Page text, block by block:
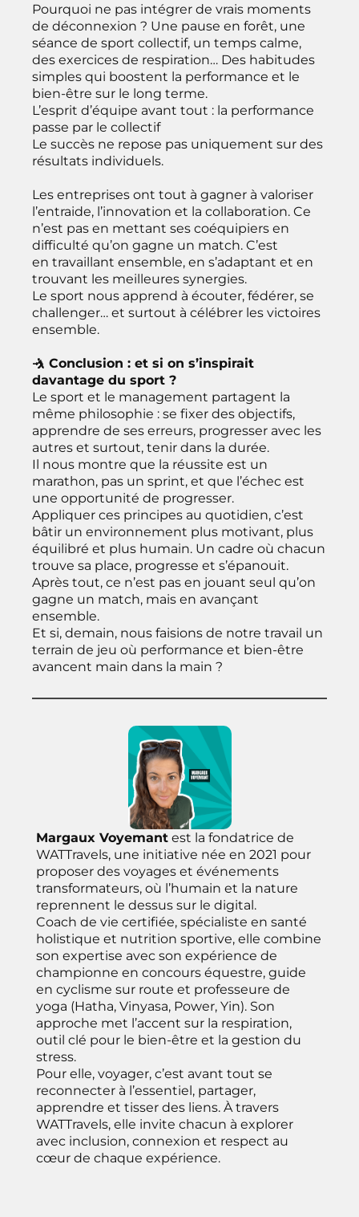
Pourquoi ne pas intégrer de vrais moments
de déconnexion ? Une pause en forêt, une
séance de sport collectif, un temps calme,
des exercices de respiration… Des habitudes
simples qui boostent la performance et le
bien-être sur le long terme.
L’esprit d’équipe avant tout : la performance
passe par le collectif
Le succès ne repose pas uniquement sur des
résultats individuels.
Les entreprises ont tout à gagner à valoriser
l’entraide, l’innovation et la collaboration. Ce
n’est pas en mettant ses coéquipiers en
difficulté qu’on gagne un match. C’est
en travaillant ensemble, en s’adaptant et en
trouvant les meilleures synergies.
Le sport nous apprend à écouter, fédérer, se
challenger… et surtout à célébrer les victoires
ensemble.
🤺 Conclusion : et si on s’inspirait
davantage du sport ?
Le sport et le management partagent la
même philosophie : se fixer des objectifs,
apprendre de ses erreurs, progresser avec les
autres et surtout, tenir dans la durée.
Il nous montre que la réussite est un
marathon, pas un sprint, et que l’échec est
une opportunité de progresser.
Appliquer ces principes au quotidien, c’est
bâtir un environnement plus motivant, plus
équilibré et plus humain. Un cadre où chacun
trouve sa place, progresse et s’épanouit.
Après tout, ce n’est pas en jouant seul qu’on
gagne un match, mais en avançant
ensemble.
Et si, demain, nous faisions de notre travail un
terrain de jeu où performance et bien-être
avancent main dans la main ?
Margaux Voyemant est la fondatrice de
WATTravels, une initiative née en 2021 pour
proposer des voyages et événements
transformateurs, où l’humain et la nature
reprennent le dessus sur le digital.
Coach de vie certifiée, spécialiste en santé
holistique et nutrition sportive, elle combine
son expertise avec son expérience de
championne en concours équestre, guide
en cyclisme sur route et professeure de
yoga (Hatha, Vinyasa, Power, Yin). Son
approche met l’accent sur la respiration,
outil clé pour le bien-être et la gestion du
stress.
Pour elle, voyager, c’est avant tout se
reconnecter à l’essentiel, partager,
apprendre et tisser des liens. À travers
WATTravels, elle invite chacun à explorer
avec inclusion, connexion et respect au
cœur de chaque expérience.